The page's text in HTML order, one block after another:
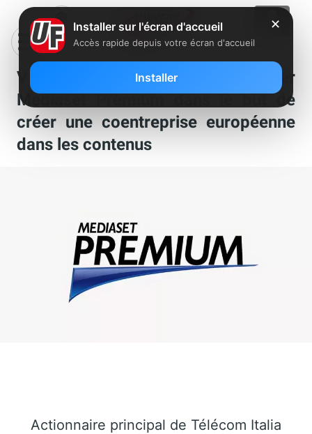
Vivendi serait proche de racheter
Mediaset Premium dans le but de
créer une coentreprise européenne
dans les contenus
Actionnaire principal de Télécom Italia
✕
Installer sur l'écran d'accueil
Accès rapide depuis votre écran d'accueil
Installer